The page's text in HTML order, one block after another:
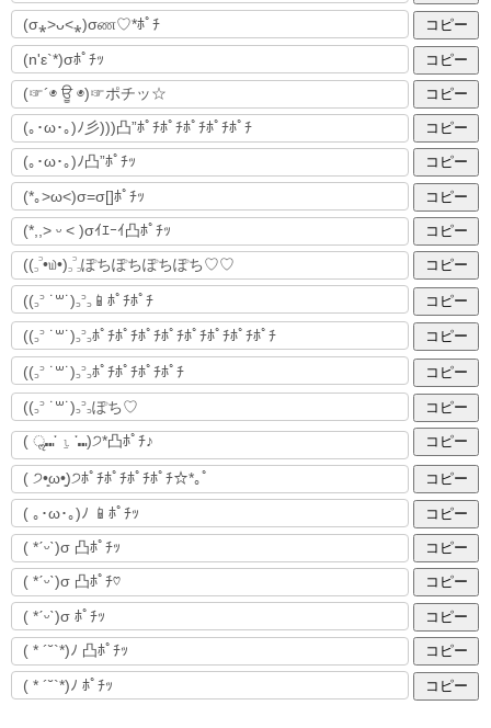
コピー
コピー
コピー
コピー
コピー
コピー
コピー
コピー
コピー
コピー
コピー
コピー
コピー
コピー
コピー
コピー
コピー
コピー
コピー
コピー